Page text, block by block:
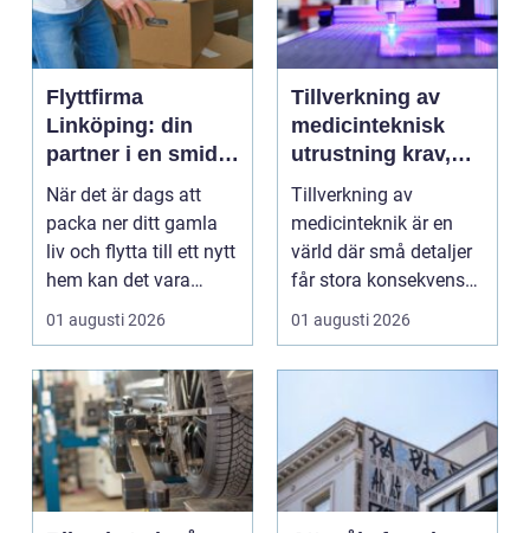
Flyttfirma
Linköping: din
partner i en smidig
flytt
När det är dags att
packa ner ditt gamla
liv och flytta till ett nytt
hem kan det vara
&ou...
01 augusti 2026
Tillverkning av
medicinteknisk
utrustning krav,
kvalitet och
precision
Tillverkning av
medicinteknik är en
värld där små detaljer
får stora konsekvenser.
En liten avvikels...
01 augusti 2026